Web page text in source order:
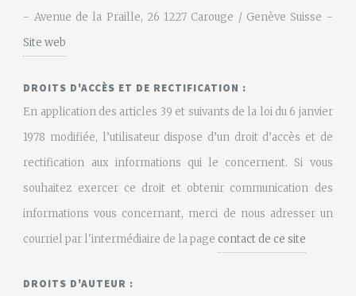
- Avenue de la Praille, 26 1227 Carouge / Genève Suisse -
Site web
DROITS D'ACCÈS ET DE RECTIFICATION :
En application des articles 39 et suivants de la loi du 6 janvier
1978 modifiée, l’utilisateur dispose d’un droit d’accès et de
rectification aux informations qui le concernent. Si vous
souhaitez exercer ce droit et obtenir communication des
informations vous concernant, merci de nous adresser un
courriel par l'intermédiaire de la page contact de ce site
DROITS D'AUTEUR :